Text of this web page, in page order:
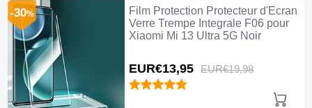
Film Protection Protecteur d'Ecran
Verre Trempe Integrale F06 pour
Xiaomi Mi 13 Ultra 5G Noir
EUR€13,95 EUR€19,98
-30%